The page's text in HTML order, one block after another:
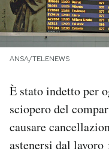
I MIEI PREFERITI
SHOP
AREA PERSONALE
ANSA/TELENEWS
È stato indetto per
sciopero del
causare
astenersi dal